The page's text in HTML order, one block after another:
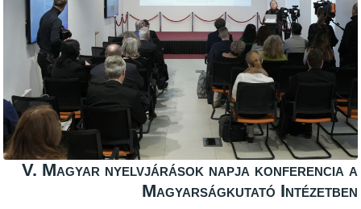
V. Magyar nyelvjárások napja
Magyarságkutató